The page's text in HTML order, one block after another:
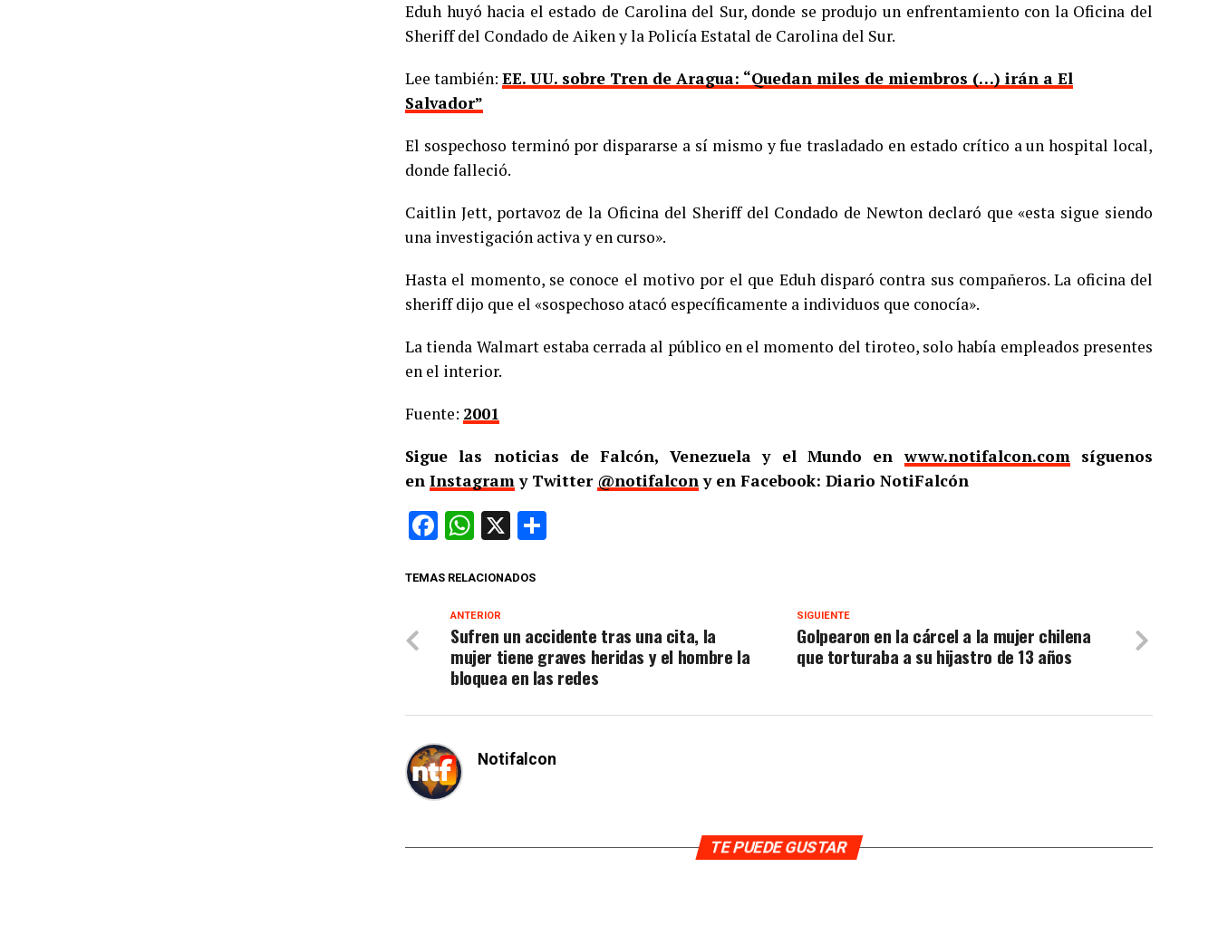
Eduh huyó hacia el estado de Carolina del Sur, donde se produjo un enfrentamiento con la Oficina del
Sheriff del Condado de Aiken y la Policía Estatal de Carolina del Sur.
Lee también: EE. UU. sobre Tren de Aragua: “Quedan miles de miembros (…) irán a El
Salvador”
El sospechoso terminó por dispararse a sí mismo y fue trasladado en estado crítico a un hospital local,
donde falleció.
Caitlin Jett, portavoz de la Oficina del Sheriff del Condado de Newton declaró que «esta sigue siendo
una investigación activa y en curso».
Hasta el momento, se conoce el motivo por el que Eduh disparó contra sus compañeros. La oficina del
sheriff dijo que el «sospechoso atacó específicamente a individuos que conocía».
La tienda Walmart estaba cerrada al público en el momento del tiroteo, solo había empleados presentes
en el interior.
Fuente: 2001
Sigue las noticias de Falcón, Venezuela y el Mundo enwww.notifalcon.comsíguenos
en Instagramy Twitter @notifalcony en Facebook: Diario NotiFalcón
Facebook
WhatsApp
X
TEMAS RELACIONADOS
SIGUIENTE
Golpearon en la cárcel a la mujer chilena
que torturaba a su hijastro de 13 años
ANTERIOR
Sufren un accidente tras una cita, la
mujer tiene graves heridas y el hombre la
bloquea en las redes
Notifalcon
TE PUEDE GUSTAR